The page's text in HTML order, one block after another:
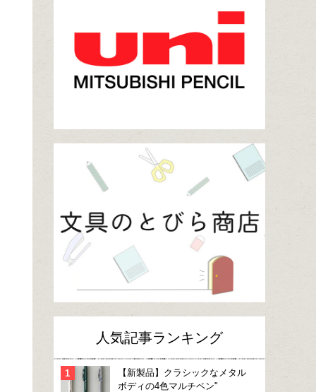
人気記事ランキング
【新製品】クラシックなメタル
ボディの4色マルチペン"